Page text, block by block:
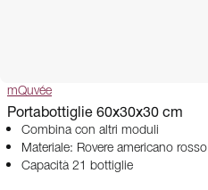
mQuvée
Portabottiglie 60x30x30 cm
Combina con altri moduli
Materiale: Rovere americano rosso
Capacità 21 bottiglie